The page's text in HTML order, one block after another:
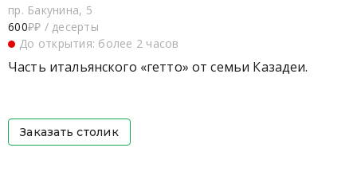
пр. Бакунина, 5
600₽₽ / десерты
До открытия: более 2 часов
Часть итальянского «гетто» от семьи Казадеи.
Заказать столик